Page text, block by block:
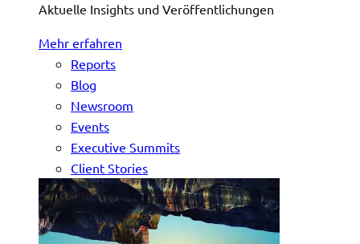
Aktuelle Insights und Veröffentlichungen
Mehr erfahren
Reports
Blog
Newsroom
Events
Executive Summits
Client Stories